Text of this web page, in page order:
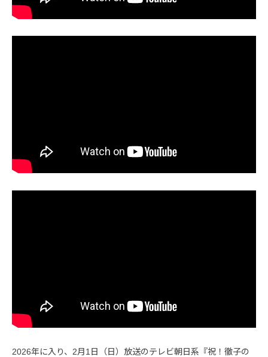
2026年に入り、2月1日（日）放送のテレビ朝日系『祝！徹子の